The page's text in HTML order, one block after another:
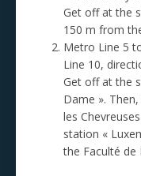
Get off at the
150 m from
Metro Line 5
Line 10,
Get off at the
Dame ».
les
station «
the Faculté de